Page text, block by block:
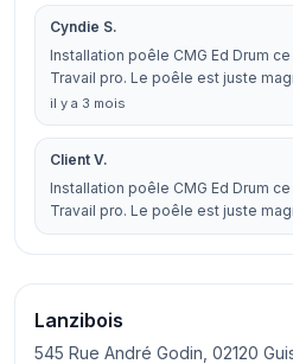
Cyndie S.
Installation poêle CMG Ed Drum
Travail pro. Le poêle est juste
il y a 3 mois
Client V.
Installation poêle CMG Ed Drum
Travail pro. Le poêle est juste
Lanzibois
545 Rue André Godin, 02120